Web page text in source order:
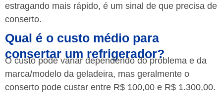
estragando mais rápido, é um sinal de que precisa de
conserto.
Qual é o custo médio para
consertar um refrigerador?
O custo pode variar dependendo do problema e da
marca/modelo da geladeira, mas geralmente o
conserto pode custar entre R$ 100,00 e R$ 1.300,00.